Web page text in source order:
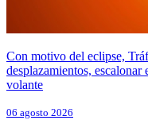
Con motivo del eclipse,
desplazamientos,
volante
06 agosto 2026